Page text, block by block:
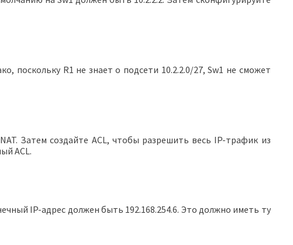
поскольку R1 не знает о подсети 10.2.2.0/27, Sw1 не сможет
Затем создайте ACL, чтобы разрешить весь IP-трафик из
ACL.
IP-адрес должен быть 192.168.254.6. Это должно иметь ту